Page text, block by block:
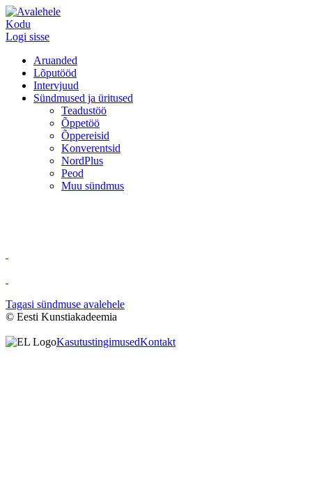
Kodu
Logi sisse
Aruanded
Lõputööd
Intervjuud
Sündmused ja üritused
Teadustöö
Õppetöö
Õppereisid
Konverentsid
NordPlus
Peod
Muu sündmus
Tagasi sündmuse avalehele
© Eesti Kunstiakadeemia
KasutustingimusedKontakt